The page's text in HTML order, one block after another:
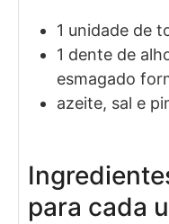
1 unidade de
1 dente de
esmagado
azeite, sal e
para cada